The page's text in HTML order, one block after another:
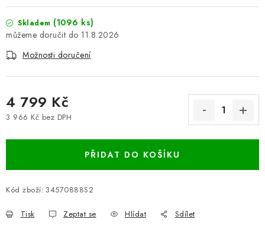
Skladem (1096 ks)
11.8.2026
Možnosti doručení
4 799 Kč
3 966 Kč bez DPH
PŘIDAT DO KOŠÍKU
Kód zboží: 34570888S2
Tisk Zeptat se Hlídat Sdílet